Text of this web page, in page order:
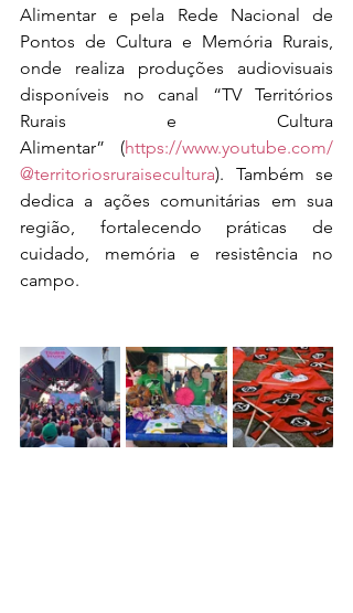
Alimentar e pela Rede Nacional de
Pontos de Cultura e Memória Rurais,
onde realiza produções audiovisuais
disponíveis no canal “TV Territórios
Rurais e Cultura
Alimentar” (https://www.youtube.com/
@territoriosruraisecultura). Também se
dedica a ações comunitárias em sua
região, fortalecendo práticas de
cuidado, memória e resistência no
campo.